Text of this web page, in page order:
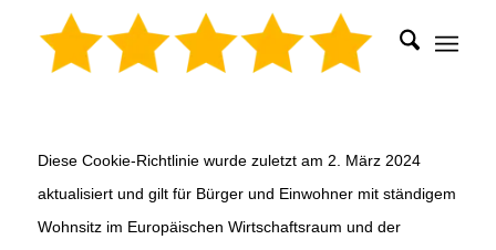
Diese Cookie-Richtlinie wurde zuletzt am 2. März 2024
aktualisiert und gilt für Bürger und Einwohner mit ständigem
Wohnsitz im Europäischen Wirtschaftsraum und der